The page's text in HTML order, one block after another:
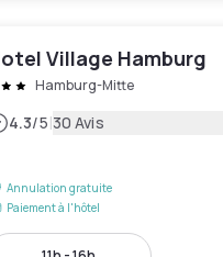
Village Hamburg
Hamburg-Mitte
4.3/5|30 Avis
Annulation gratuite
Paiement à l'hôtel